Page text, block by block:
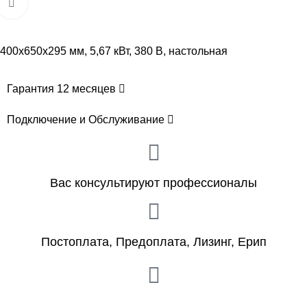
400х650х295 мм, 5,67 кВт, 380 В, настольная
Гарантия 12 месяцев
Подключение и Обслуживание
Вас консультируют профессионалы
Постоплата, Предоплата, Лизинг, Ерип